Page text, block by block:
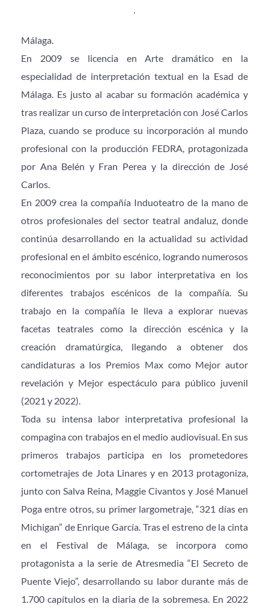
Málaga.
En 2009 se licencia en Arte dramático en la
especialidad de interpretación textual en la Esad de
Málaga. Es justo al acabar su formación académica y
tras realizar un curso de interpretación con José Carlos
Plaza, cuando se produce su incorporación al mundo
profesional con la producción FEDRA, protagonizada
por Ana Belén y Fran Perea y la dirección de José
Carlos.
En 2009 crea la compañía Induoteatro de la mano de
otros profesionales del sector teatral andaluz, donde
continúa desarrollando en la actualidad su actividad
profesional en el ámbito escénico, logrando numerosos
reconocimientos por su labor interpretativa en los
diferentes trabajos escénicos de la compañía. Su
trabajo en la compañía le lleva a explorar nuevas
facetas teatrales como la dirección escénica y la
creación dramatúrgica, llegando a obtener dos
candidaturas a los Premios Max como Mejor autor
revelación y Mejor espectáculo para público juvenil
(2021 y 2022).
Toda su intensa labor interpretativa profesional la
compagina con trabajos en el medio audiovisual. En sus
primeros trabajos participa en los prometedores
cortometrajes de Jota Linares y en 2013 protagoniza,
junto con Salva Reina, Maggie Civantos y José Manuel
Poga entre otros, su primer largometraje, “321 días en
Michigan” de Enrique García. Tras el estreno de la cinta
en el Festival de Málaga, se incorpora como
protagonista a la serie de Atresmedia “El Secreto de
Puente Viejo”, desarrollando su labor durante más de
1.700 capítulos en la diaria de la sobremesa. En 2022